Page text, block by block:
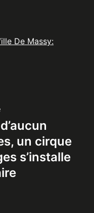
De Massy:
un cirque
s’installe